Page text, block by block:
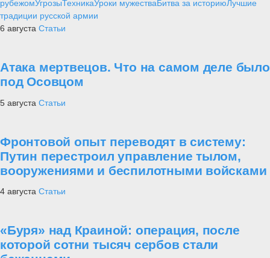
рубежомУгрозыТехникаУроки мужестваБитва за историюЛучшие
традиции русской армии
6 августа Статьи
Атака мертвецов. Что на самом деле было
под Осовцом
5 августа Статьи
Фронтовой опыт переводят в систему:
Путин перестроил управление тылом,
вооружениями и беспилотными войсками
4 августа Статьи
«Буря» над Краиной: операция, после
которой сотни тысяч сербов стали